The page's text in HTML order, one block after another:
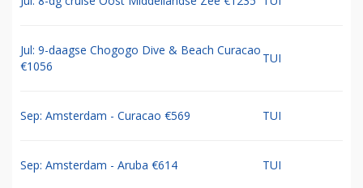
Jul: 9-daagse Chogogo Dive & Beach Curacao
€1056
TUI
Sep: Amsterdam - Curacao €569 TUI
Sep: Amsterdam - Aruba €614 TUI